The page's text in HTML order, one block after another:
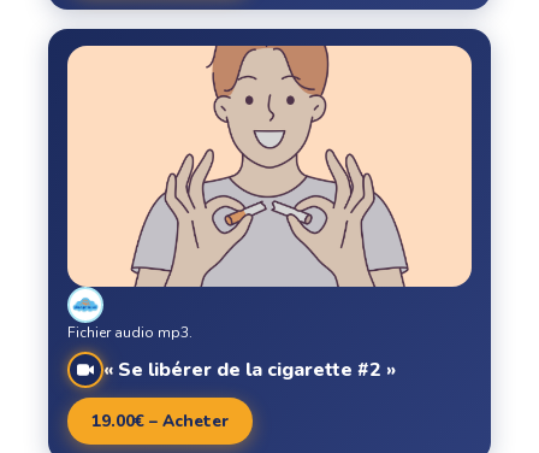
« Se libérer de la cigarette #2 »
Fichier audio mp3.
19.00€ – Acheter